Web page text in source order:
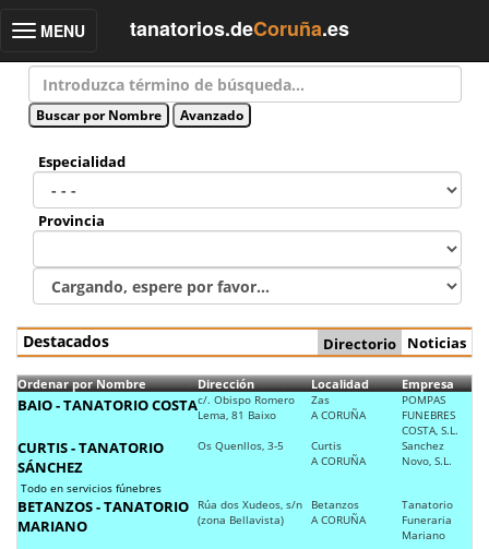
Toggle
MENU tanatorios.deCoruña.es
Especialidad
Provincia
Destacados Directorio Noticias
Ordenar por Nombre Dirección Localidad Empresa
BAIO - TANATORIO COSTAc/. Obispo Romero
Lema, 81 Baixo
Zas
A CORUÑA
POMPAS
FUNEBRES
COSTA, S.L.
CURTIS - TANATORIO
SÁNCHEZ
Todo en servicios fúnebres
Os Quenllos, 3-5
Curtis
A CORUÑA
Sanchez
Novo, S.L.
BETANZOS - TANATORIO
MARIANO
Rúa dos Xudeos, s/n
(zona Bellavista)
Betanzos
A CORUÑA
Tanatorio
Funeraria
Mariano